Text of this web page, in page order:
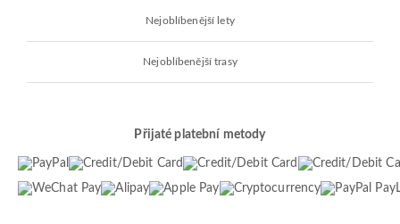
Nejoblíbenější lety
Nejoblíbenější trasy
Přijaté platební metody